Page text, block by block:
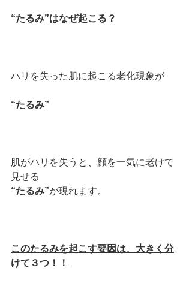
“たるみ”はなぜ起こる？
ハリを失った肌に起こる老化現象が
“たるみ”
肌がハリを失うと、顔を一気に老けて
見せる
“たるみ”が現れます。
このたるみを起こす要因は、大きく分
けて３つ！！